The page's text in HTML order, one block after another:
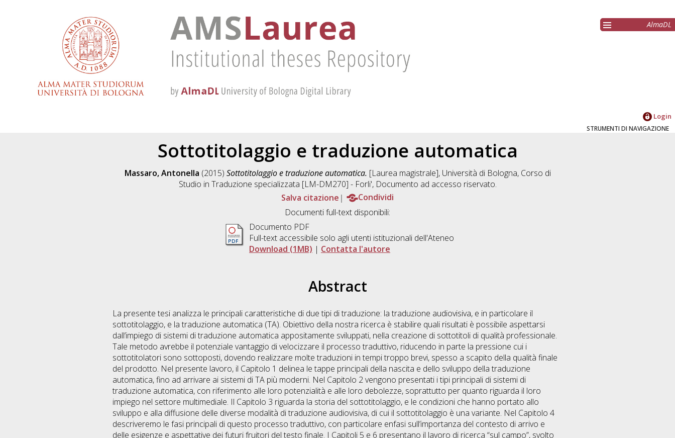
AlmaDL
Login
STRUMENTI DI NAVIGAZIONE
Sottotitolaggio e traduzione automatica
Massaro, Antonella (2015) Sottotitolaggio e traduzione automatica. [Laurea magistrale], Università di Bologna, Corso di
Studio in Traduzione specializzata [LM-DM270] - Forli', Documento ad accesso riservato.
Salva citazione
Condividi
Documenti full-text disponibili:
Documento PDF
Full-text accessibile solo agli utenti istituzionali dell'Ateneo
Download (1MB) | Contatta l'autore
Abstract
La presente tesi analizza le principali caratteristiche di due tipi di traduzione: la traduzione audiovisiva, e in particolare il
sottotitolaggio, e la traduzione automatica (TA). Obiettivo della nostra ricerca è stabilire quali risultati è possibile aspettarsi
dall’impiego di sistemi di traduzione automatica appositamente sviluppati, nella creazione di sottotitoli di qualità professionale.
Tale metodo avrebbe il potenziale vantaggio di velocizzare il processo traduttivo, riducendo in parte la pressione cui i
sottotitolatori sono sottoposti, dovendo realizzare molte traduzioni in tempi troppo brevi, spesso a scapito della qualità finale
del prodotto. Nel presente lavoro, il Capitolo 1 delinea le tappe principali della nascita e dello sviluppo della traduzione
automatica, fino ad arrivare ai sistemi di TA più moderni. Nel Capitolo 2 vengono presentati i tipi principali di sistemi di
traduzione automatica, con riferimento alle loro potenzialità e alle loro debolezze, soprattutto per quanto riguarda il loro
impiego nel settore multimediale. Il Capitolo 3 riguarda la storia del sottotitolaggio, e le condizioni che hanno portato allo
sviluppo e alla diffusione delle diverse modalità di traduzione audiovisiva, di cui il sottotitolaggio è una variante. Nel Capitolo 4
descriveremo le fasi principali di questo processo traduttivo, con particolare enfasi sull’importanza del contesto di arrivo e
delle esigenze e aspettative dei futuri fruitori del testo finale. I Capitoli 5 e 6 presentano il lavoro di ricerca “sul campo”, svolto